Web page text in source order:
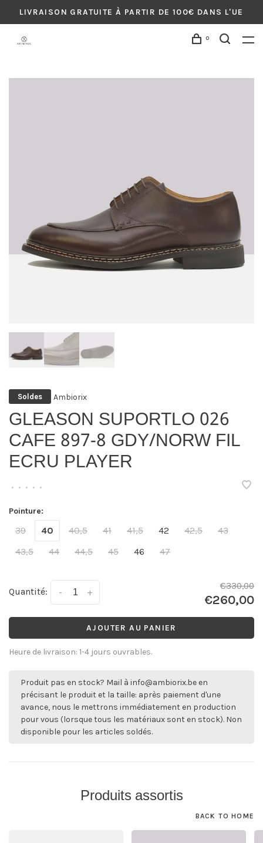
LIVRAISON GRATUITE À PARTIR DE 100€ DANS L'UE
0
Soldes Ambiorix
GLEASON SUPORTLO 026
CAFE 897-8 GDY/NORW FIL
ECRU PLAYER
• • • • •
Pointure:
39 40 40,5 41 41,5 42 42,5
43
43,5
44 44,5 45 46 47
Quantité: +
-
€330,00
€260,00
AJOUTER AU PANIER
Heure de livraison: 1-4 jours ouvrables.
Produit pas en stock? Mail à info@ambiorix.be en
précisant le produit et la taille: après paiement d'une
avance, nous le mettrons immédiatement en production
pour vous (lorsque tous les matériaux sont en stock). Non
disponible pour les articles soldés.
Produits assortis
BACK TO HOME